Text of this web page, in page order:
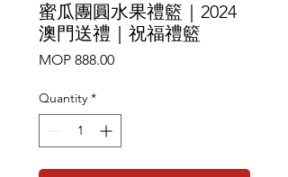
蜜瓜團圓水果禮籃｜2024
澳門送禮｜祝福禮籃
MOP 888.00Price
Quantity *